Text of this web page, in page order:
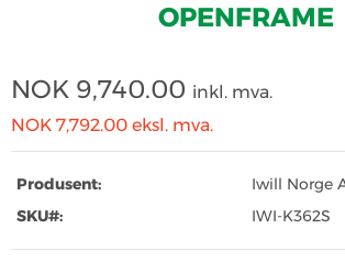
OPENFRAME
NOK 9,740.00 inkl. mva.
NOK 7,792.00 eksl. mva.
Produsent:
Iwill Norge
SKU#:
IWI-K362S